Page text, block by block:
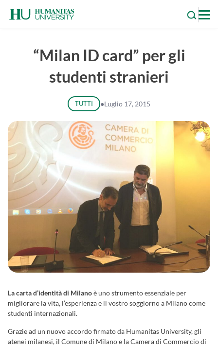
content
“Milan ID card” per gli
studenti stranieri
TUTTI ●Luglio 17, 2015
La carta d’identità di Milanoè uno strumento essenziale per
migliorare la vita, l’esperienza e il vostro soggiorno a Milano come
studenti internazionali.
Grazie ad un nuovo accordo firmato da Humanitas University, gli
atenei milanesi, il Comune di Milano e la Camera di Commercio di